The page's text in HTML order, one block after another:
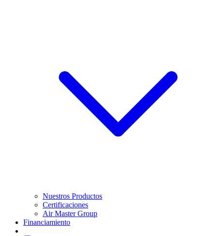
Nuestros Productos
Certificaciones
Air Master Group
Financiamiento